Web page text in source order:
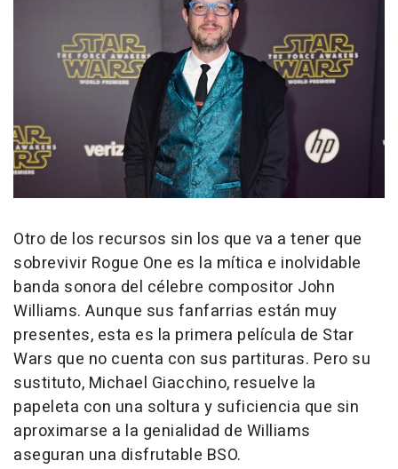
Otro de los recursos sin los que va a tener que
sobrevivir Rogue One es la mítica e inolvidable
banda sonora del célebre compositor John
Williams. Aunque sus fanfarrias están muy
presentes, esta es la primera película de Star
Wars que no cuenta con sus partituras. Pero su
sustituto, Michael Giacchino, resuelve la
papeleta con una soltura y suficiencia que sin
aproximarse a la genialidad de Williams
aseguran una disfrutable BSO.